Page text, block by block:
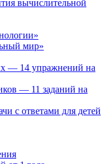
вычислительной
мир»
— 14 упражнений на
— 11 заданий на
с ответами для детей